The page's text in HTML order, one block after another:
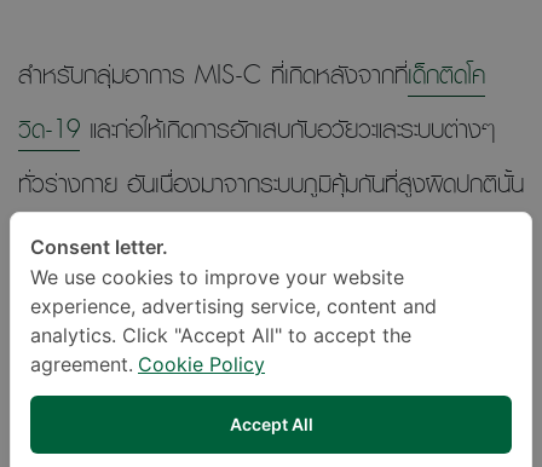
สำหรับกลุ่มอาการ MIS-C ที่เกิดหลังจากที่เด็กติดโค
วิด-19 และก่อให้เกิดการอักเสบกับอวัยวะและระบบต่างๆ
ทั่วร่างกาย อันเนื่องมาจากระบบภูมิคุ้มกันที่สูงผิดปกตินั้น
อาจทำให้มีอาการคล้ายโรคคาวาซากิ เช่น มีไข้สูง ผื่น
ตาแดง ปากแดง ซึ่งหากอาการทวีความรุนแรงมากขึ้น
อาจจำเป็นต้องเข้ารับการรักษาในห้องไอซียู
Consent letter.
We use cookies to improve your website
experience, advertising service, content and
analytics. Click "Accept All" to accept the
agreement. Cookie Policy
Accept All